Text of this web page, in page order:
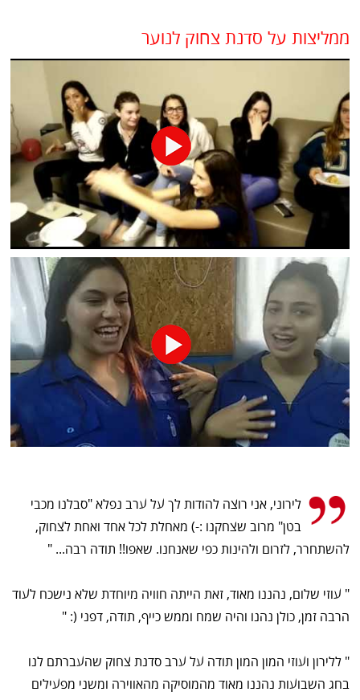
ממליצות על סדנת צחוק לנוער
לירוני, אני רוצה להודות לך על ערב נפלא "סבלנו מכבי
בטן" מרוב שצחקנו :-) מאחלת לכל אחד ואחת לצחוק,
להשתחרר, לזרום ולהינות כפי שאנחנו. שאפו!! תודה רבה... "
" עוזי שלום, נהננו מאוד, זאת הייתה חוויה מיוחדת שלא נישכח לעוד
הרבה זמן, כולן נהנו והיה שמח וממש כייף, תודה, דפני (: "
" ללירון ועוזי המון המון תודה על ערב סדנת צחוק שהעברתם לנו
בחג השבועות נהננו מאוד מהמוסיקה מהאווירה ומשני מפעילים